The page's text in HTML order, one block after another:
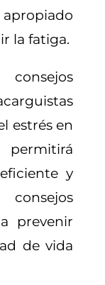
la fatiga.
estrés en
y
prevenir
de vida